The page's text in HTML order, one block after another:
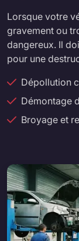
Lorsque votre
gravement ou
dangereux. Il
pour une
Dépollution
Démontage
Broyage et